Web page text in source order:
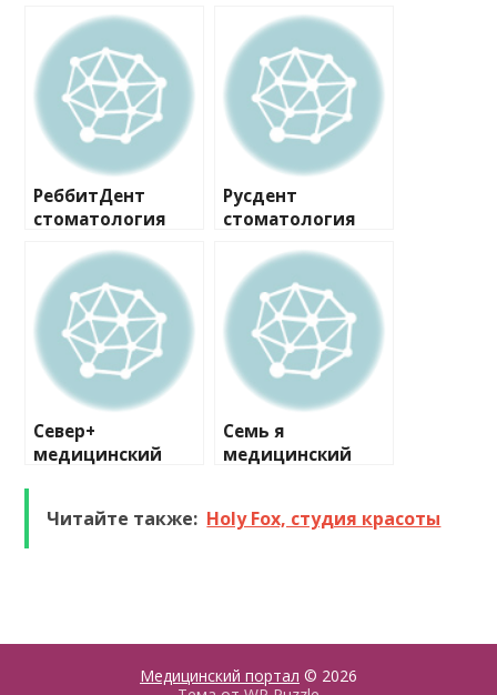
РеббитДент
стоматология
Русдент
стоматология
Север+
медицинский
Семь я
медицинский
Читайте также: Holy Fox, студия красоты
Медицинский портал © 2026